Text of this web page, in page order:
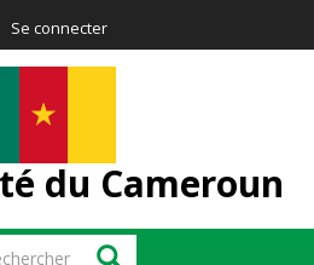
Se connecter
du Cameroun
Rechercher